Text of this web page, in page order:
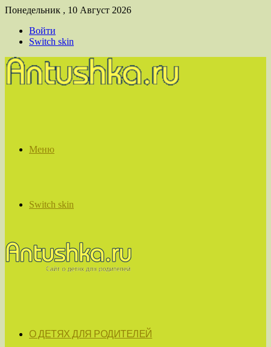
Понедельник , 10 Август 2026
Войти
Switch skin
Меню
Switch skin
О ДЕТЯХ ДЛЯ РОДИТЕЛЕЙ